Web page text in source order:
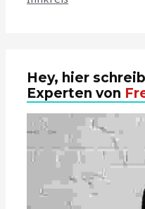
Hey, hier
Experten von